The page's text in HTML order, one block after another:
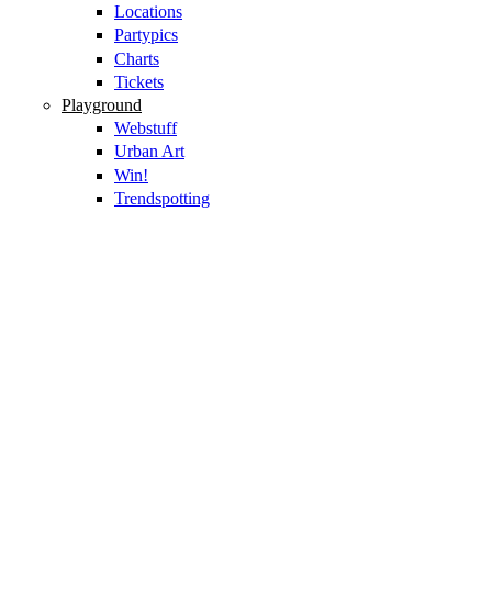
Locations
Partypics
Charts
Tickets
Playground
Webstuff
Urban Art
Win!
Trendspotting